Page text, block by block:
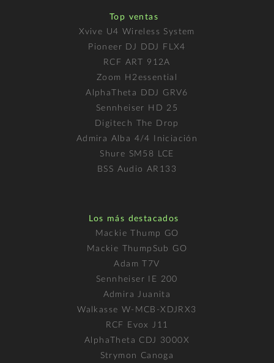
Top ventas
Xvive U4 Wireless System
Pioneer DJ DDJ FLX4
RCF ART 912A
Zoom H2essential
AlphaTheta DDJ GRV6
Sennheiser HD 25
Digitech The Drop
Admira Alba 4/4 Iniciación
Shure SM58 LCE
BSS Audio AR133
Los más destacados
Mackie Thump GO
Mackie ThumpSub GO
Adam T7V
Sennheiser IE 200
Admira Juanita
Walkasse W-MCB-XDJRX3
RCF Evox J11
AlphaTheta CDJ 3000X
Strymon Canoga